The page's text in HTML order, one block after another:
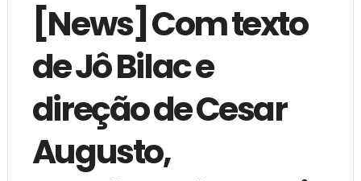
[News] Com texto
de Jô Bilac e
direção de Cesar
Augusto,